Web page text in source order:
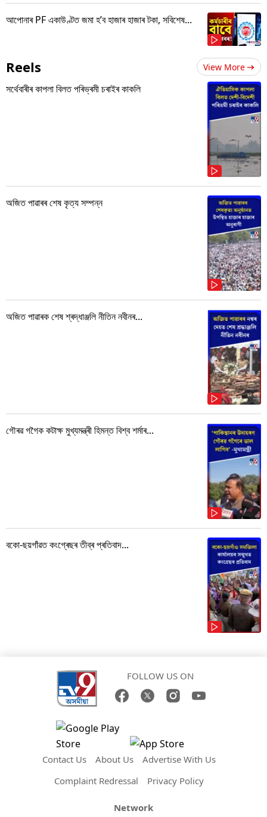
আপোনাৰ PF একাউণ্টত জমা হ’ব হাজাৰ হাজাৰ টকা, সবিশেষ...
Reels View More
সৰ্থেবাৰীৰ কাপলা বিলত পৰিভ্ৰমী চৰাইৰ কাকলি
অজিত পাৱাৰৰ শেষ কৃত্য সম্পন্ন
অজিত পাৱাৰক শেষ শ্ৰদ্ধাঞ্জলি নীতিন নবীনৰ...
গৌৰৱ গগৈক কটাক্ষ মুখ্যমন্ত্ৰী হিমন্ত বিশ্ব শৰ্মাৰ...
বকো-ছয়গাঁৱত কংগ্ৰেছৰ তীব্ৰ প্ৰতিবাদ...
FOLLOW US ON
Contact Us About Us
Advertise With Us
Complaint Redressal
Privacy Policy
Network